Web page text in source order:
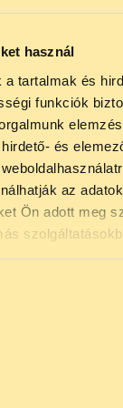
használ
a tartalmak és
funkciók
és
az
Ön adott meg
például a
hátrányt,
tulajdonságod
rólad ezt?
teljes listáját
Fontos
csak akkor
ezt
és ezért